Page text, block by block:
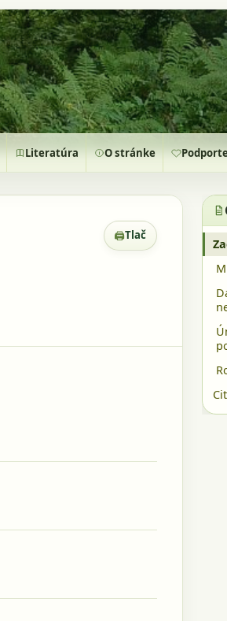
Literatúra O stránke
🖨Tlač
Zobrazenie pre